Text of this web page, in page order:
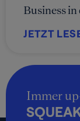
Business
JETZT
Immer